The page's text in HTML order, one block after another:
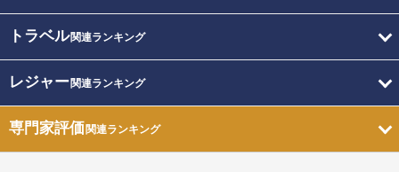
トラベル関連ランキング
レジャー関連ランキング
専門家評価関連ランキング